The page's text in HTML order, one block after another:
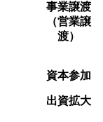
事業譲渡
（営業譲
渡）
資本参加
出資拡大